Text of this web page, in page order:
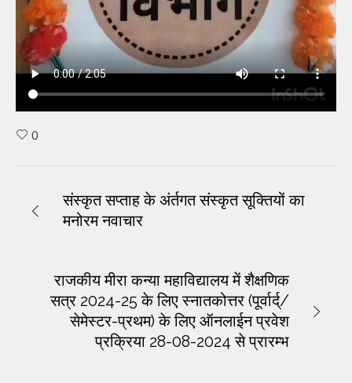
0
संस्कृत सप्ताह के अंर्तगत संस्कृत सूक्तियों का
मनोरम नवाचार
राजकीय मीरा कन्या महाविद्यालय में शैक्षणिक
सत्र 2024-25 के लिए स्नातकोत्तर (पूर्वार्द्/
सेमेस्टर-प्रथम) के लिए ऑनलाईन प्रवेश
प्रक्रिया 28-08-2024 से प्रारम्भ